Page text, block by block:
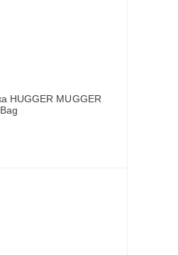
HUGGER MUGGER